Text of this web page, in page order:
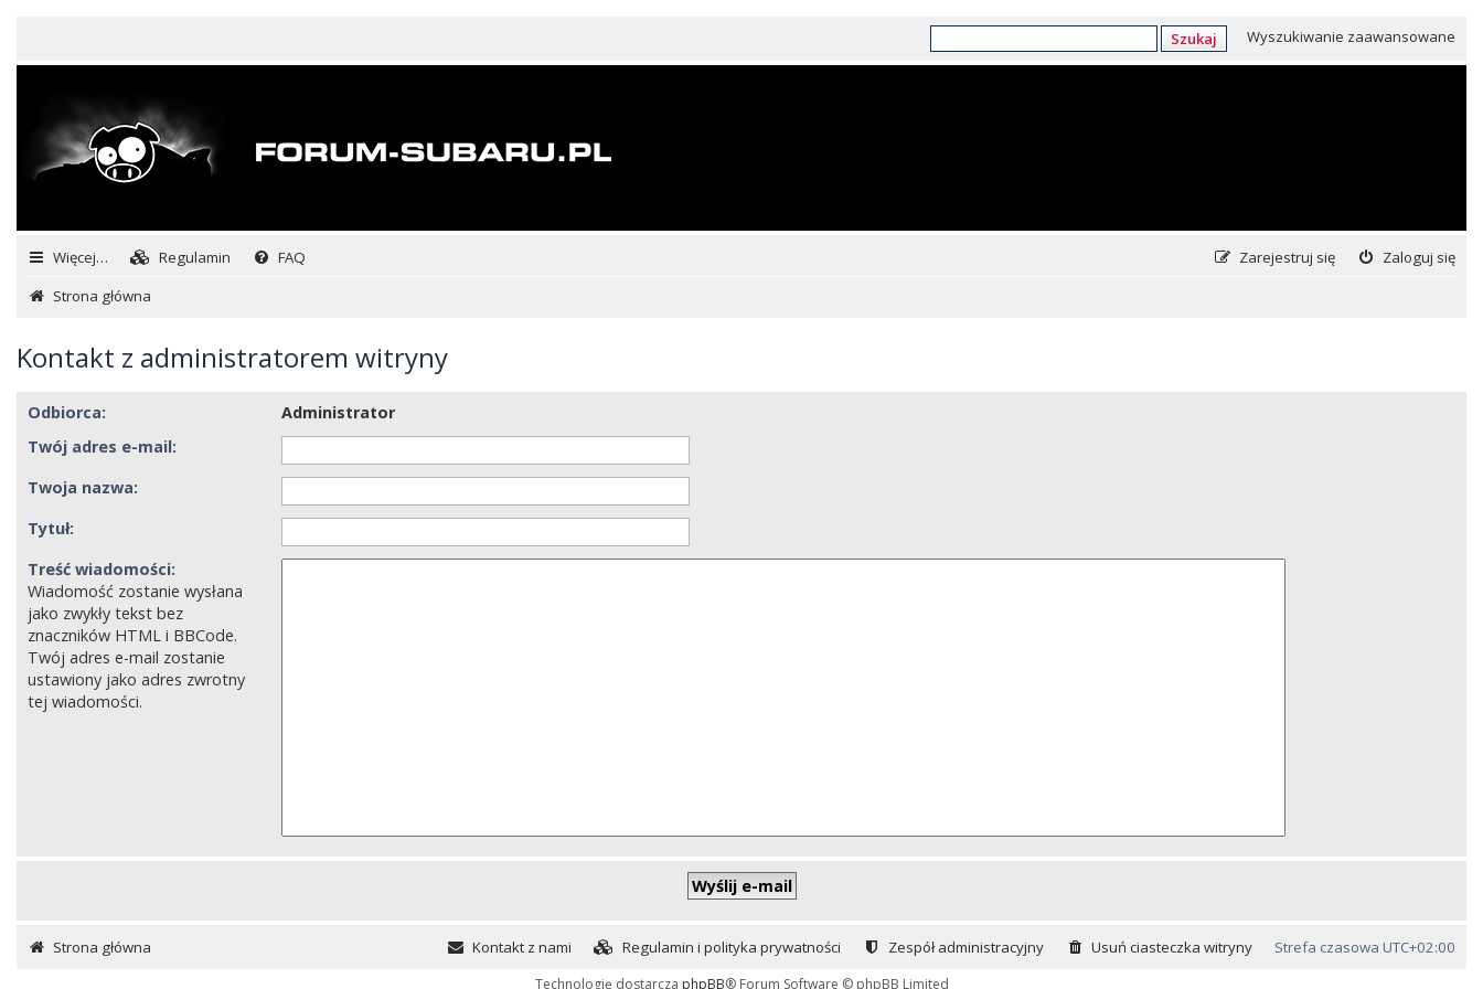
Szukaj Wyszukiwanie zaawansowane
Więcej… Regulamin FAQ Zaloguj się
Zarejestruj się
Strona główna
Kontakt z administratorem witryny
Odbiorca:
Administrator
Twój adres e-mail:
Twoja nazwa:
Tytuł:
Treść wiadomości:
Wiadomość zostanie wysłana
jako zwykły tekst bez
znaczników HTML i BBCode.
Twój adres e-mail zostanie
ustawiony jako adres zwrotny
tej wiadomości.
Strona główna Strefa czasowa UTC+02:00
Usuń ciasteczka witryny
Zespół administracyjny
Regulamin i polityka prywatności
Kontakt z nami
Technologię dostarcza phpBB® Forum Software © phpBB Limited